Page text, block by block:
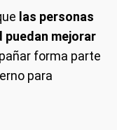
las personas
puedan mejorar
forma parte
para